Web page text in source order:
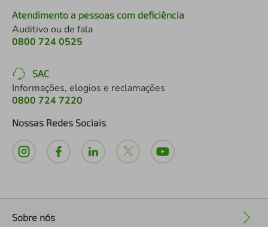
Atendimento a pessoas com deficiência
Auditivo ou de fala
0800 724 0525
SAC
Informações, elogios e reclamações
0800 724 7220
Nossas Redes Sociais
Sobre nós